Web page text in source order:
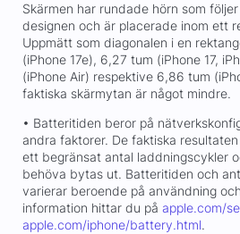
Skärmen har rundade hörn som
designen och är placerade inom ett
Uppmätt som diagonalen i en
(iPhone 17e), 6,27 tum (iPhone 17,
(iPhone Air) respektive 6,86 tum
faktiska skärmytan är något mindre.
• Batteritiden beror på
andra faktorer. De faktiska
ett begränsat antal laddningscykler
behöva bytas ut. Batteritiden och
varierar beroende på användning
information hittar du på apple.com/
apple.com/iphone/battery.html.